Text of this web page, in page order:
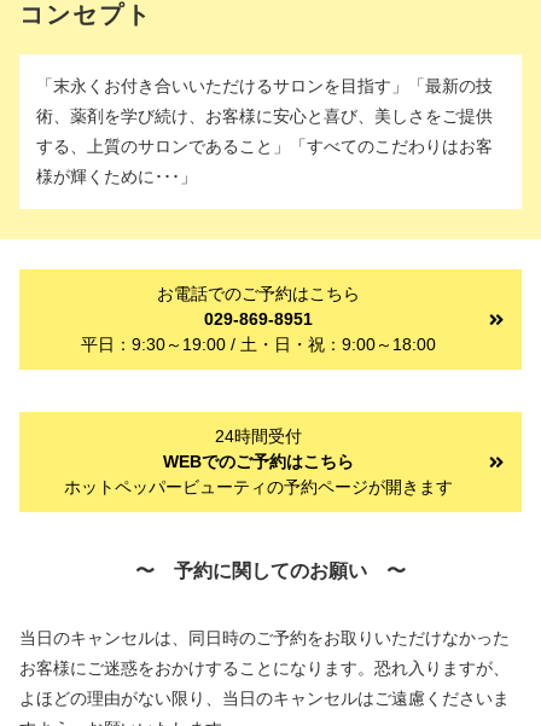
コンセプト
「末永くお付き合いいただけるサロンを目指す」「最新の技
術、薬剤を学び続け、お客様に安心と喜び、美しさをご提供
する、上質のサロンであること」「すべてのこだわりはお客
様が輝くために･･･」
お電話でのご予約はこちら
029-869-8951
平日：9:30～19:00 / 土・日・祝：9:00～18:00
24時間受付
WEBでのご予約はこちら
ホットペッパービューティの予約ページが開きます
〜 予約に関してのお願い 〜
当日のキャンセルは、同日時のご予約をお取りいただけなかった
お客様にご迷惑をおかけすることになります。恐れ入りますが、
よほどの理由がない限り、当日のキャンセルはご遠慮くださいま